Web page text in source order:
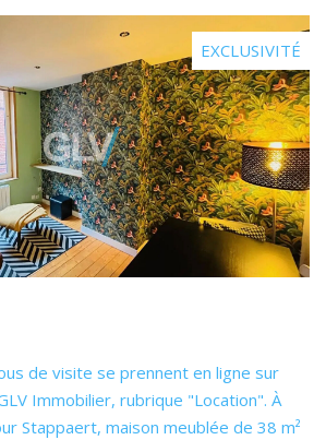
Nous Rejoindre
Nos Actualités
CONTACT
ESPACE CLIENTS
EXCLUSIVITÉ
de visite se prennent en ligne sur
Immobilier, rubrique "Location". À
Stappaert, maison meublée de 38 m²